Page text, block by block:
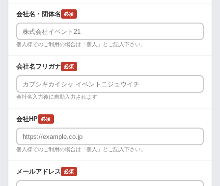
会社名・団体名 必須
個人様でのご利用の場合は「個人」とご記入下さい。
会社名フリガナ 必須
会社名入力後に自動入力されます
会社HP 必須
個人様でのご利用の場合は「個人」とご記入下さい。
メールアドレス 必須